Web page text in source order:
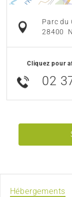
Parc du
28400
Cliquez pour
02
Hébergements